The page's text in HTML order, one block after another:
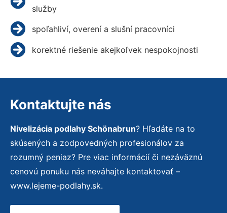
služby
spoľahliví, overení a slušní pracovníci
korektné riešenie akejkoľvek nespokojnosti
Kontaktujte nás
Nivelizácia podlahy Schönabrun? Hľadáte na to
skúsených a zodpovedných profesionálov za
rozumný peniaz? Pre viac informácií či nezáväznú
cenovú ponuku nás neváhajte kontaktovať –
www.lejeme-podlahy.sk.